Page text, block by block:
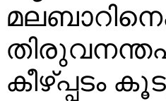
കീഴ്പ്പടം